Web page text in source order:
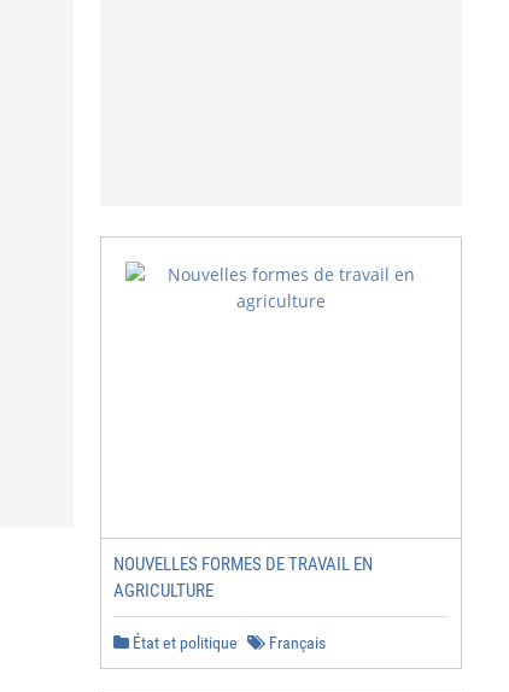
NOUVELLES FORMES DE TRAVAIL EN
AGRICULTURE
État et politique Français